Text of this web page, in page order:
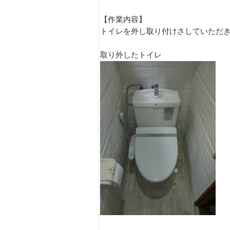
【作業内容】
トイレを外し取り付けさしていただ
取り外したトイレ